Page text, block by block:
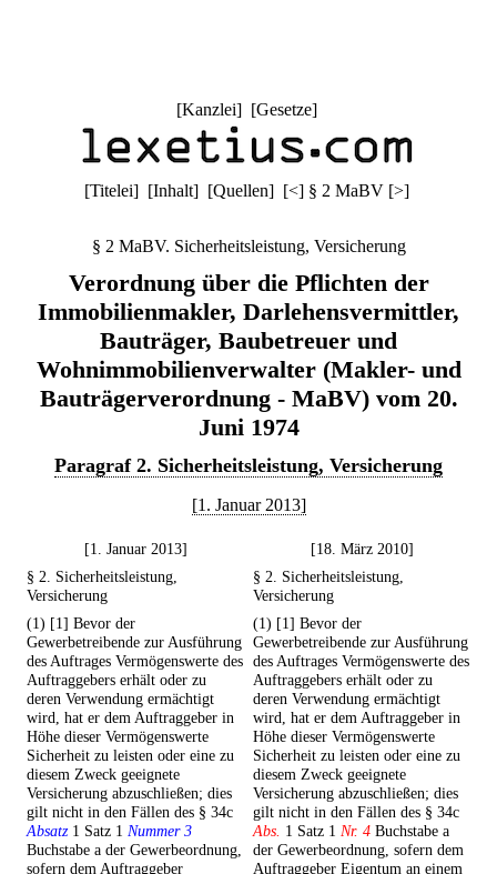
[Kanzlei] [Gesetze]
[Titelei] [Inhalt] [Quellen] [<] § 2 MaBV [>]
§ 2 MaBV. Sicherheitsleistung, Versicherung
Verordnung über die Pflichten der
Immobilienmakler, Darlehensvermittler,
Bauträger, Baubetreuer und
Wohnimmobilienverwalter (Makler- und
Bauträgerverordnung - MaBV) vom 20.
Juni 1974
Paragraf 2. Sicherheitsleistung, Versicherung
[1. Januar 2013]
[1. Januar 2013]
[18. März 2010]
§ 2. Sicherheitsleistung,
Versicherung
§ 2. Sicherheitsleistung,
Versicherung
(1) [1] Bevor der
Gewerbetreibende zur Ausführung
des Auftrages Vermögenswerte des
Auftraggebers erhält oder zu
deren Verwendung ermächtigt
wird, hat er dem Auftraggeber in
Höhe dieser Vermögenswerte
Sicherheit zu leisten oder eine zu
diesem Zweck geeignete
Versicherung abzuschließen; dies
gilt nicht in den Fällen des § 34c
Absatz1 Satz 1 Nummer 3
Buchstabe a der Gewerbeordnung,
sofern dem Auftraggeber
(1) [1] Bevor der
Gewerbetreibende zur Ausführung
des Auftrages Vermögenswerte des
Auftraggebers erhält oder zu
deren Verwendung ermächtigt
wird, hat er dem Auftraggeber in
Höhe dieser Vermögenswerte
Sicherheit zu leisten oder eine zu
diesem Zweck geeignete
Versicherung abzuschließen; dies
gilt nicht in den Fällen des § 34c
Abs. 1 Satz 1 Nr. 4 Buchstabe a
der Gewerbeordnung, sofern dem
Auftraggeber Eigentum an einem